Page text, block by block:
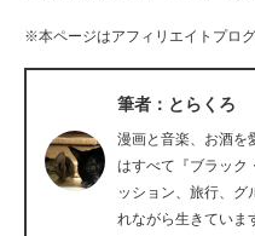
AI活用のいまが分かる
企業ITのトレンドを詳説
経営リーダーのコミュニティ
マーケ×ITの今がよく分かる
※本ページはアフィリエイトプロ
筆者：とらくろ
漫画と音楽、お酒を
はすべて『ブラック
ッション、旅行、グ
れながら生きていま